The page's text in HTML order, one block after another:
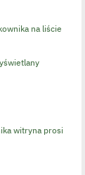
na liście
witryna prosi